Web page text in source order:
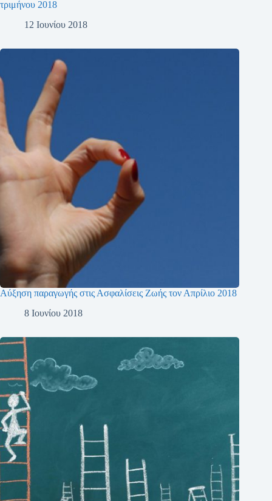
τριμήνου 2018
12 Ιουνίου 2018
Αύξηση παραγωγής στις Ασφαλίσεις Ζωής τον Απρίλιο 2018
8 Ιουνίου 2018